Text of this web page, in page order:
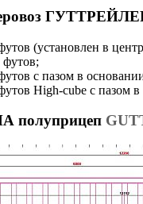
(установлен в
с пазом в
High-cube с пазом